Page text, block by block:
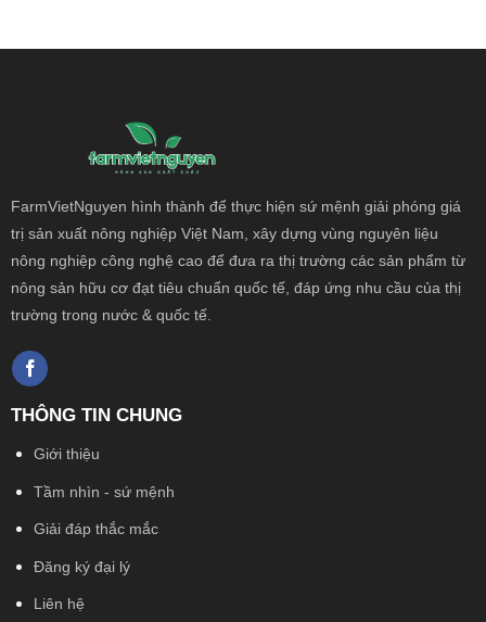
FarmVietNguyen hình thành để thực hiện sứ mệnh giải phóng giá
trị sản xuất nông nghiệp Việt Nam, xây dựng vùng nguyên liệu
nông nghiệp công nghệ cao để đưa ra thị trường các sản phẩm từ
nông sản hữu cơ đạt tiêu chuẩn quốc tế, đáp ứng nhu cầu của thị
trường trong nước & quốc tế.
THÔNG TIN CHUNG
Giới thiệu
Tầm nhìn - sứ mệnh
Giải đáp thắc mắc
Đăng ký đại lý
Liên hệ